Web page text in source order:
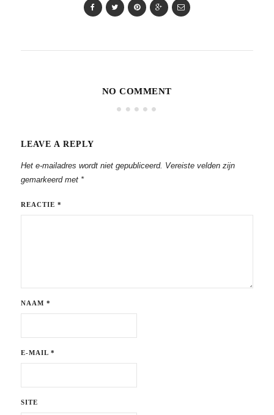
NO COMMENT
LEAVE A REPLY
Het e-mailadres wordt niet gepubliceerd. Vereiste velden zijn
gemarkeerd met *
REACTIE *
NAAM *
E-MAIL *
SITE